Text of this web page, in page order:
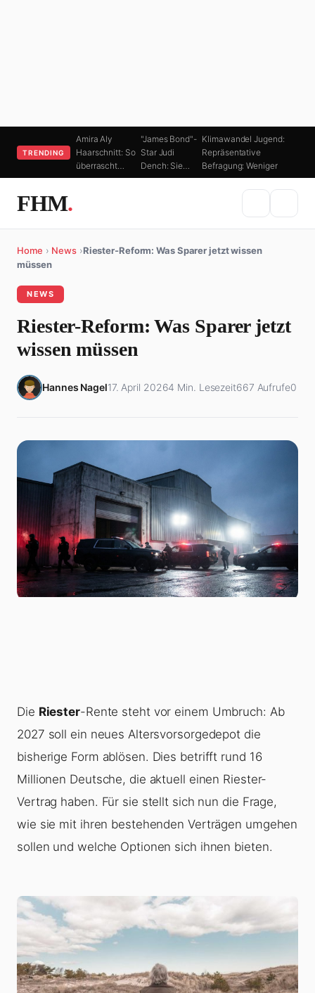
TRENDING
Amira Aly
Haarschnitt: So
überrascht…
"James Bond"-
Star Judi
Dench: Sie…
Klimawandel Jugend:
Repräsentative
Befragung: Weniger
FHM.
Home › News ›Riester-Reform: Was Sparer jetzt wissen
müssen
NEWS
Riester-Reform: Was Sparer jetzt
wissen müssen
Hannes Nagel17. April 20264 Min. Lesezeit667 Aufrufe0
Die Riester-Rente steht vor einem Umbruch: Ab
2027 soll ein neues Altersvorsorgedepot die
bisherige Form ablösen. Dies betrifft rund 16
Millionen Deutsche, die aktuell einen Riester-
Vertrag haben. Für sie stellt sich nun die Frage,
wie sie mit ihren bestehenden Verträgen umgehen
sollen und welche Optionen sich ihnen bieten.